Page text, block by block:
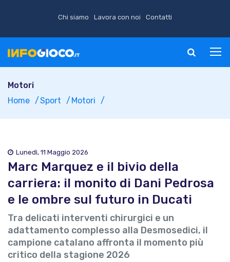
Chi siamo Lavora con noi Contatti
Motori
Home
Sport Motori
Lunedì, 11 Maggio 2026
Marc Marquez e il bivio della
carriera: il monito di Dani Pedrosa
e le ombre sul futuro in Ducati
Tra delicati interventi chirurgici e un
adattamento complesso alla Desmosedici, il
campione catalano affronta il momento più
critico della stagione 2026